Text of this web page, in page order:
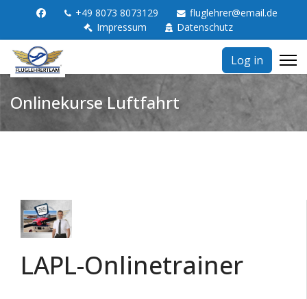
+49 8073 8073129
fluglehrer@email.de
Impressum
Datenschutz
Log in
Onlinekurse Luftfahrt
LAPL-Onlinetrainer